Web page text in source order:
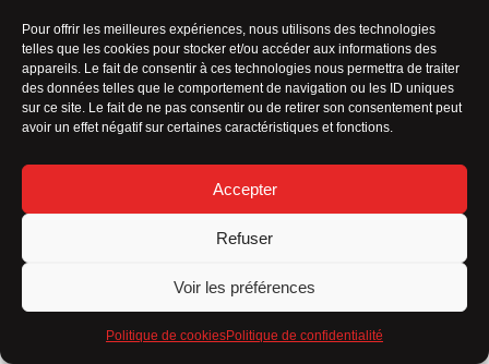
Pour offrir les meilleures expériences, nous utilisons des technologies
telles que les cookies pour stocker et/ou accéder aux informations des
appareils. Le fait de consentir à ces technologies nous permettra de traiter
des données telles que le comportement de navigation ou les ID uniques
sur ce site. Le fait de ne pas consentir ou de retirer son consentement peut
avoir un effet négatif sur certaines caractéristiques et fonctions.
Accepter
Refuser
Voir les préférences
Politique de cookiesPolitique de confidentialité
Connaissance locale
Relation de confiance
Engagement envers la qualité
Tarification transparente
En résumé,mon approche axée sur le client, ma
flexibilité et mon souci du détail font toute la
Permis B depuis 35 ans